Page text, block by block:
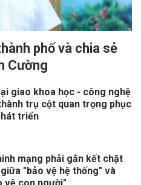
phố và chia sẻ
Cường
giao khoa học - công nghệ
trụ cột quan trọng phục
triển
mạng phải gắn kết chặt
"bảo vệ hệ thống" và